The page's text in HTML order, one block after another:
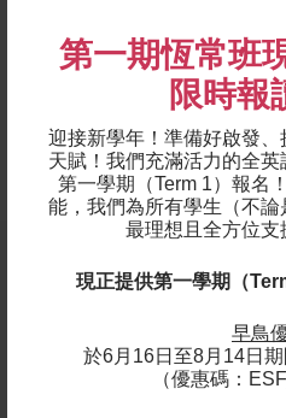
第一期恆常班
限時報
迎接新學年！準備好啟發
天賦！我們充滿活力的全
第一學期（Term 1）報名！
能，我們為所有學生（不
最理想且全方位支
現正提供第一學期（
早鳥
於6月16日至8月14日
（優惠碼：
備
請帶上備用的換洗衣服和乾
換上——他們真的會亂成一
新年工